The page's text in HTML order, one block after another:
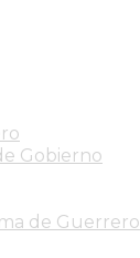
Gobierno
de Guerrero